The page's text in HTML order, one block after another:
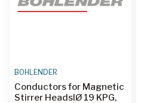
BOHLENDER
Conductors for Magnetic
Stirrer HeadsIØ 19 KPG,